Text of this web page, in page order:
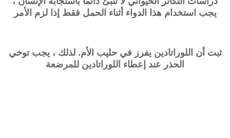
يجب استخدام هذا الدواء أثناء الحمل فقط إذا لزم الأمر
ثبت أن اللوراتادين يفرز في حليب الأم. لذلك ، يجب توخي
الحذر عند إعطاء اللوراتادين للمرضعة